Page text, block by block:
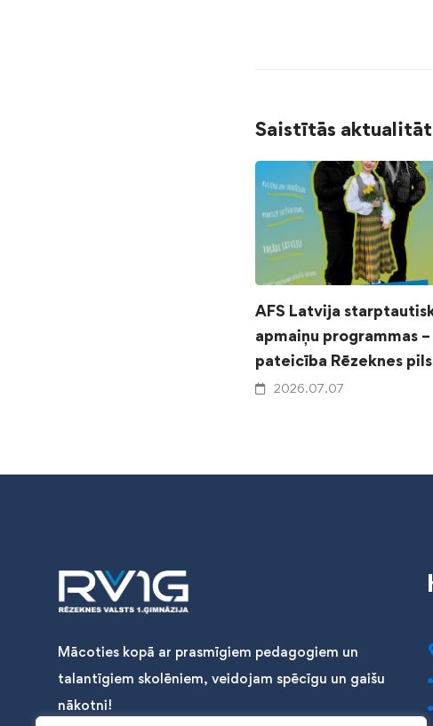
Saistītās
AFS Latvija
apmaiņu programmas –
pateicība Rēzeknes
2026.07.07
Mācoties kopā ar prasmīgiem pedagogiem un
talantīgiem skolēniem, veidojam spēcīgu un gaišu
nākotni!